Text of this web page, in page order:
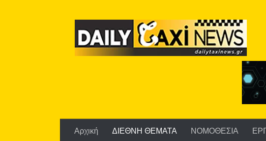
Αρχική ΔΙΕΘΝΗ ΘΕΜΑΤΑ ΝΟΜΟΘΕΣΙΑ